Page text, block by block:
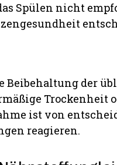
Spülen nicht
Beibehaltung der
Trockenheit
ist von
reagieren.